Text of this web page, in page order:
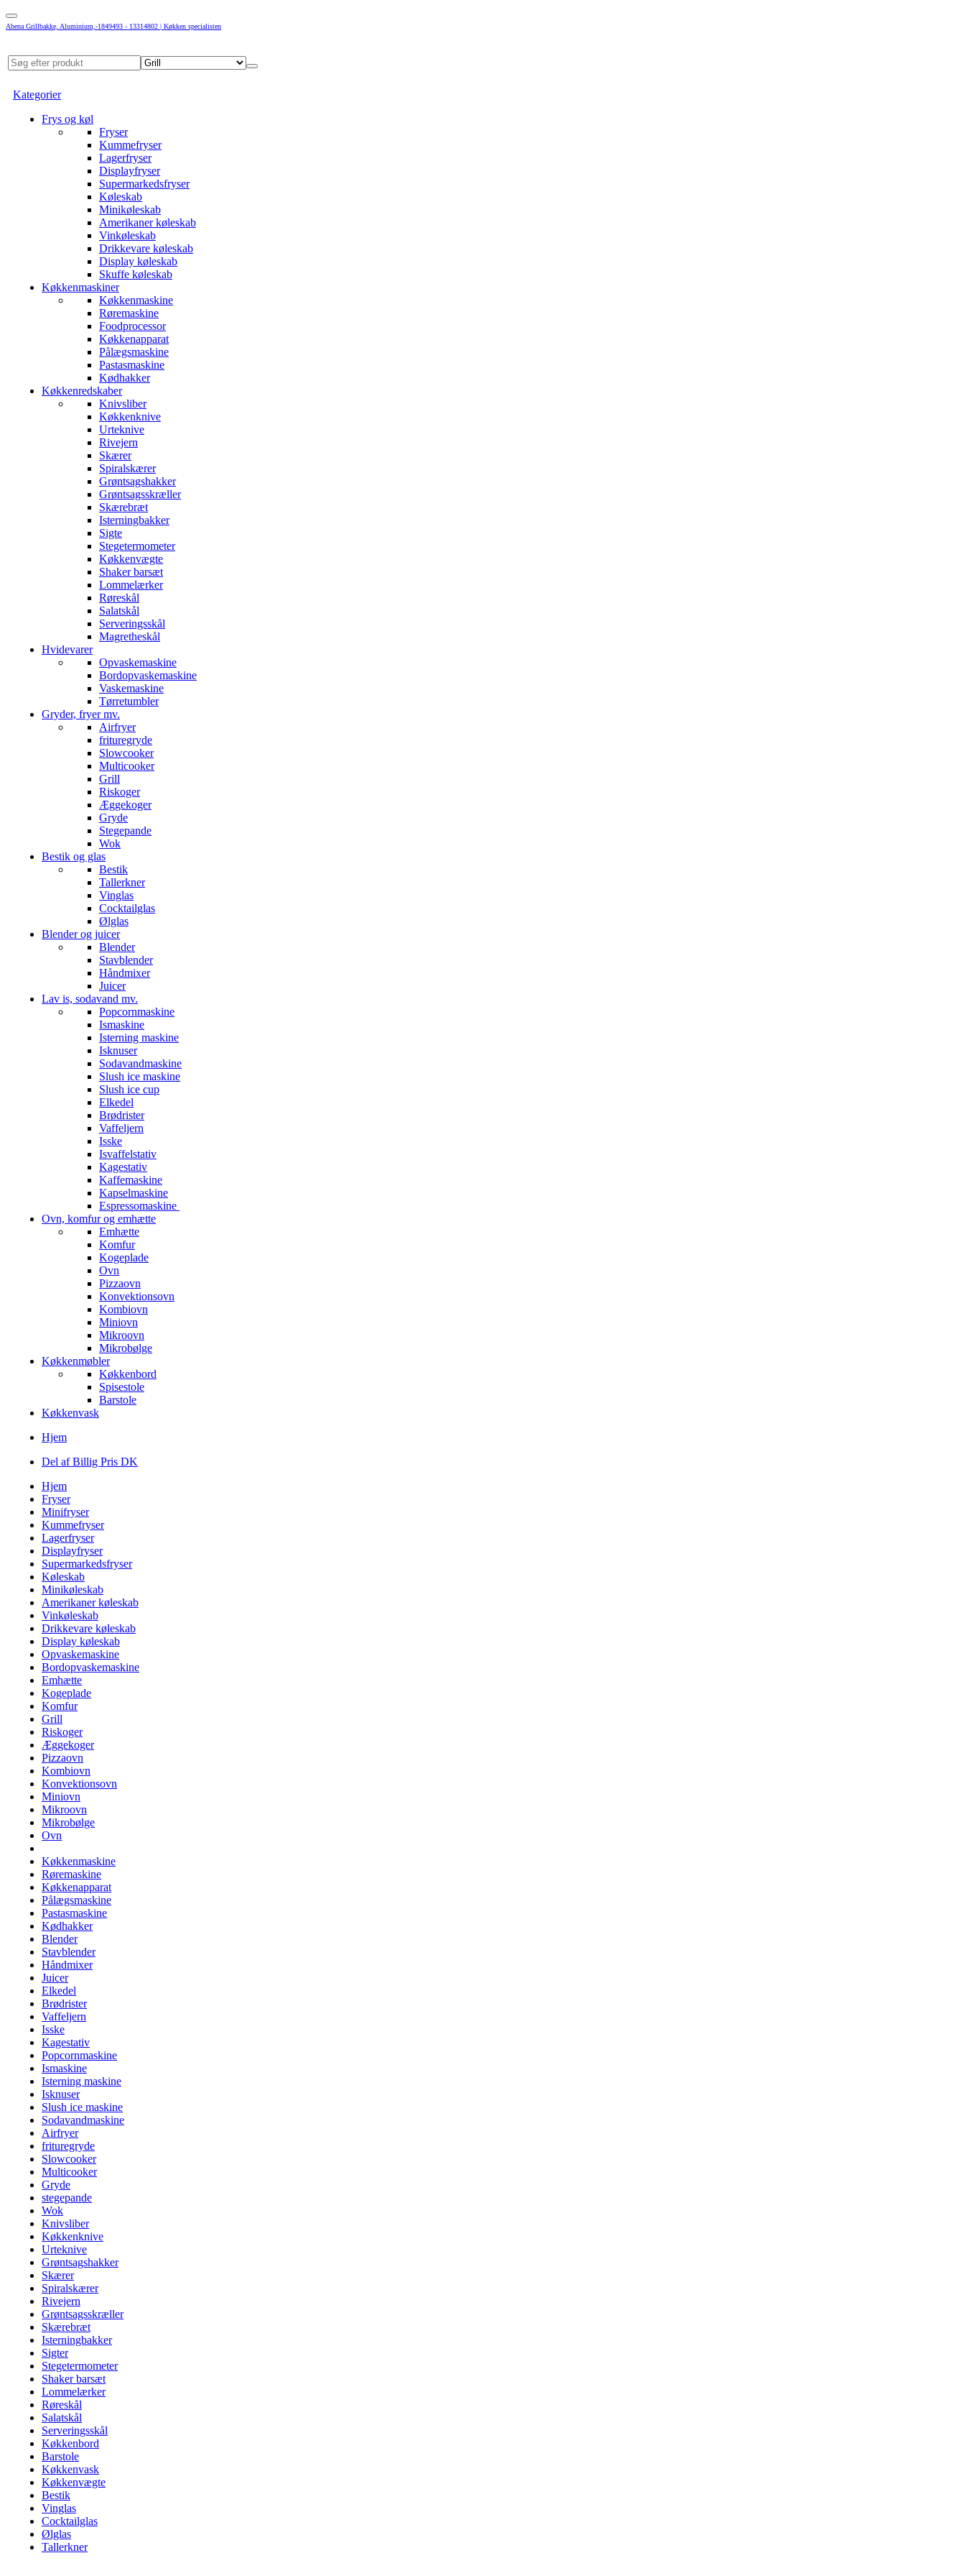
Abena Grillbakke, Aluminium,-1849493 - 13314802 | Køkken specialisten
Kategorier
Frys og køl
Fryser
Kummefryser
Lagerfryser
Displayfryser
Supermarkedsfryser
Køleskab
Minikøleskab
Amerikaner køleskab
Vinkøleskab
Drikkevare køleskab
Display køleskab
Skuffe køleskab
Køkkenmaskiner
Køkkenmaskine
Røremaskine
Foodprocessor
Køkkenapparat
Pålægsmaskine
Pastasmaskine
Kødhakker
Køkkenredskaber
Knivsliber
Køkkenknive
Urteknive
Rivejern
Skærer
Spiralskærer
Grøntsagshakker
Grøntsagsskræller
Skærebræt
Isterningbakker
Sigte
Stegetermometer
Køkkenvægte
Shaker barsæt
Lommelærker
Røreskål
Salatskål
Serveringsskål
Magretheskål
Hvidevarer
Opvaskemaskine
Bordopvaskemaskine
Vaskemaskine
Tørretumbler
Gryder, fryer mv.
Airfryer
frituregryde
Slowcooker
Multicooker
Grill
Riskoger
Æggekoger
Gryde
Stegepande
Wok
Bestik og glas
Bestik
Tallerkner
Vinglas
Cocktailglas
Ølglas
Blender og juicer
Blender
Stavblender
Håndmixer
Juicer
Lav is, sodavand mv.
Popcornmaskine
Ismaskine
Isterning maskine
Isknuser
Sodavandmaskine
Slush ice maskine
Slush ice cup
Elkedel
Brødrister
Vaffeljern
Isske
Isvaffelstativ
Kagestativ
Kaffemaskine
Kapselmaskine
Espressomaskine
Ovn, komfur og emhætte
Emhætte
Komfur
Kogeplade
Ovn
Pizzaovn
Konvektionsovn
Kombiovn
Miniovn
Mikroovn
Mikrobølge
Køkkenmøbler
Køkkenbord
Spisestole
Barstole
Køkkenvask
Hjem
Del af Billig Pris DK
Hjem
Fryser
Minifryser
Kummefryser
Lagerfryser
Displayfryser
Supermarkedsfryser
Køleskab
Minikøleskab
Amerikaner køleskab
Vinkøleskab
Drikkevare køleskab
Display køleskab
Opvaskemaskine
Bordopvaskemaskine
Emhætte
Kogeplade
Komfur
Grill
Riskoger
Æggekoger
Pizzaovn
Kombiovn
Konvektionsovn
Miniovn
Mikroovn
Mikrobølge
Ovn
Køkkenmaskine
Røremaskine
Køkkenapparat
Pålægsmaskine
Pastasmaskine
Kødhakker
Blender
Stavblender
Håndmixer
Juicer
Elkedel
Brødrister
Vaffeljern
Isske
Kagestativ
Popcornmaskine
Ismaskine
Isterning maskine
Isknuser
Slush ice maskine
Sodavandmaskine
Airfryer
frituregryde
Slowcooker
Multicooker
Gryde
stegepande
Wok
Knivsliber
Køkkenknive
Urteknive
Grøntsagshakker
Skærer
Spiralskærer
Rivejern
Grøntsagsskræller
Skærebræt
Isterningbakker
Sigter
Stegetermometer
Shaker barsæt
Lommelærker
Røreskål
Salatskål
Serveringsskål
Køkkenbord
Barstole
Køkkenvask
Køkkenvægte
Bestik
Vinglas
Cocktailglas
Ølglas
Tallerkner